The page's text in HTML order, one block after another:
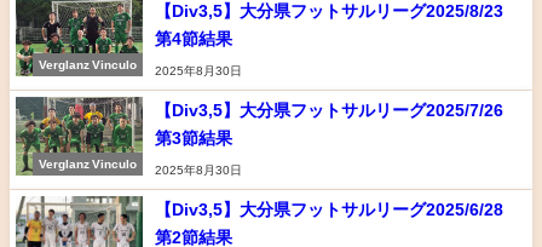
Verglanz Vinculo
【Div3,5】大分県フットサルリーグ2025/8/23
第4節結果
2025年8月30日
Verglanz Vinculo
【Div3,5】大分県フットサルリーグ2025/7/26
第3節結果
2025年8月30日
【Div3,5】大分県フットサルリーグ2025/6/28
第2節結果